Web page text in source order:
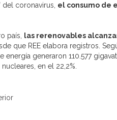
del coronavirus, el consumo de
país, las rerenovables
que REE elabora registros.
energía generaron 110.577
en el 22,2%.